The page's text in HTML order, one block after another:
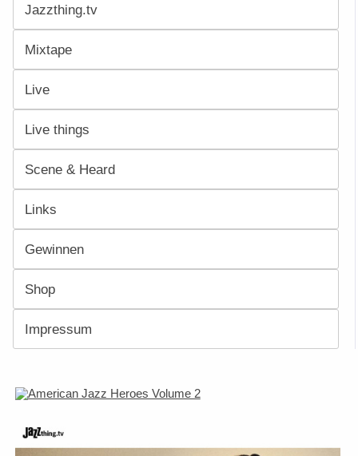
Jazzthing.tv
Mixtape
Live
Live things
Scene & Heard
Links
Gewinnen
Shop
Impressum